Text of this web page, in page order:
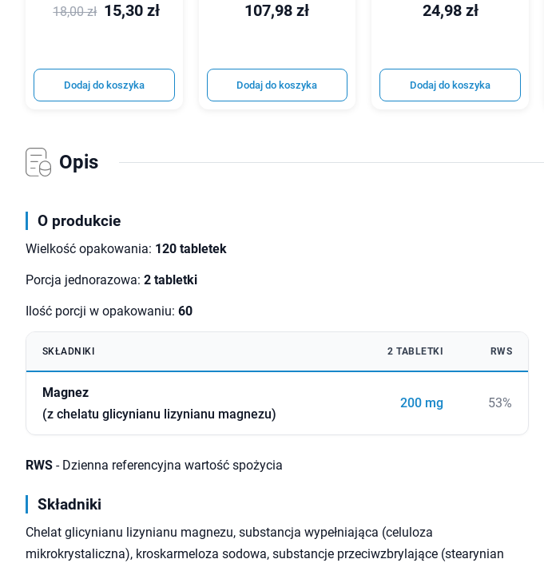
18,00 zł 15,30 zł
Dodaj do koszyka
107,98 zł
Dodaj do koszyka
24,98 zł
Dodaj do koszyka
Opis
O produkcie
Wielkość opakowania: 120 tabletek
Porcja jednorazowa: 2 tabletki
Ilość porcji w opakowaniu: 60
SKŁADNIKI 2 TABLETKI RWS
Magnez
(z chelatu glicynianu lizynianu magnezu)
200 mg 53%
RWS - Dzienna referencyjna wartość spożycia
Składniki
Chelat glicynianu lizynianu magnezu, substancja wypełniająca (celuloza
mikrokrystaliczna), kroskarmeloza sodowa, substancje przeciwzbrylające (stearynian